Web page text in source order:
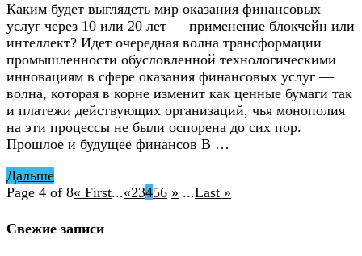
Каким будет выглядеть мир оказания финансовых
услуг через 10 или 20 лет — применение блокчейн или
интеллект? Идет очередная волна трансформации
промышленности обусловленной технологическими
инновациям в сфере оказания финансовых услуг —
волна, которая в корне изменит как ценные бумаги так
и платежи действующих организаций, чья монополия
на эти процессы не были оспорена до сих пор.
Прошлое и будущее финансов В …
Дальше
Page 4 of 8« First...«23456 » ...Last »
Свежие записи